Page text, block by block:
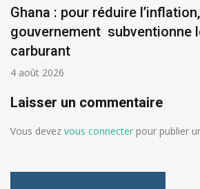
Ghana : pour réduire
gouvernement subventionne
carburant
4 août 2026
Laisser un commentaire
Vous devez vous connecter pour publier